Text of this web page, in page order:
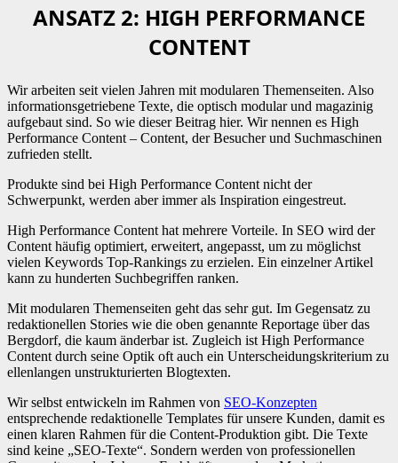
ANSATZ 2: HIGH PERFORMANCE
CONTENT
Wir arbeiten seit vielen Jahren mit modularen Themenseiten. Also
informationsgetriebene Texte, die optisch modular und magazinig
aufgebaut sind. So wie dieser Beitrag hier. Wir nennen es High
Performance Content – Content, der Besucher und Suchmaschinen
zufrieden stellt.
Produkte sind bei High Performance Content nicht der
Schwerpunkt, werden aber immer als Inspiration eingestreut.
High Performance Content hat mehrere Vorteile. In SEO wird der
Content häufig optimiert, erweitert, angepasst, um zu möglichst
vielen Keywords Top-Rankings zu erzielen. Ein einzelner Artikel
kann zu hunderten Suchbegriffen ranken.
Mit modularen Themenseiten geht das sehr gut. Im Gegensatz zu
redaktionellen Stories wie die oben genannte Reportage über das
Bergdorf, die kaum änderbar ist. Zugleich ist High Performance
Content durch seine Optik oft auch ein Unterscheidungskriterium zu
ellenlangen unstrukturierten Blogtexten.
Wir selbst entwickeln im Rahmen von SEO-Konzepten
entsprechende redaktionelle Templates für unsere Kunden, damit es
einen klaren Rahmen für die Content-Produktion gibt. Die Texte
sind keine „SEO-Texte“. Sondern werden von professionellen